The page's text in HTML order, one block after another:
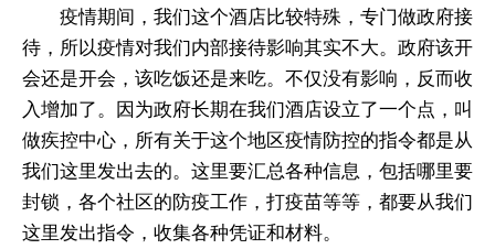
疫情期间，我们这个酒店比较特殊，专门做政府接
待，所以疫情对我们内部接待影响其实不大。政府该开
会还是开会，该吃饭还是来吃。不仅没有影响，反而收
入增加了。因为政府长期在我们酒店设立了一个点，叫
做疾控中心，所有关于这个地区疫情防控的指令都是从
我们这里发出去的。这里要汇总各种信息，包括哪里要
封锁，各个社区的防疫工作，打疫苗等等，都要从我们
这里发出指令，收集各种凭证和材料。